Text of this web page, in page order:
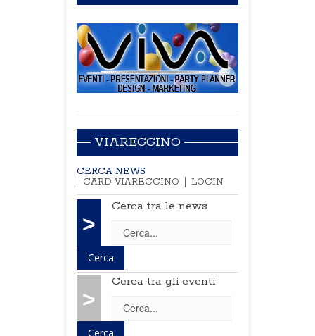
VIAREGGINO
CERCA NEWS
CARD VIAREGGINO
LOGIN
>
Cerca tra le news
>
Cerca tra gli eventi